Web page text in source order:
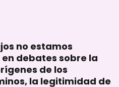
no estamos
debates sobre la
de los
la legitimidad de